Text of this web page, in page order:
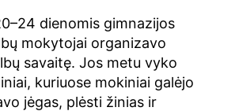
dienomis gimnazijos
mokytojai organizavo
savaitę. Jos metu vyko
kuriuose mokiniai galėjo
jėgas, plėsti žinias ir